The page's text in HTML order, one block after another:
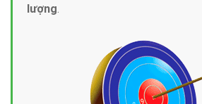
lượng.